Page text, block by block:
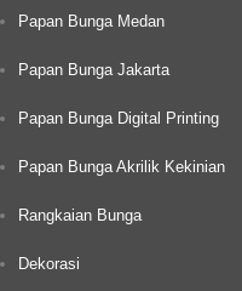
Papan Bunga Medan
Papan Bunga Jakarta
Papan Bunga Digital Printing
Papan Bunga Akrilik Kekinian
Rangkaian Bunga
Dekorasi